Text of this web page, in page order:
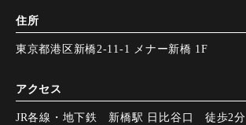
住所
東京都港区新橋2-11-1 メナー新橋 1F
アクセス
JR各線・地下鉄 新橋駅 日比谷口 徒歩2分